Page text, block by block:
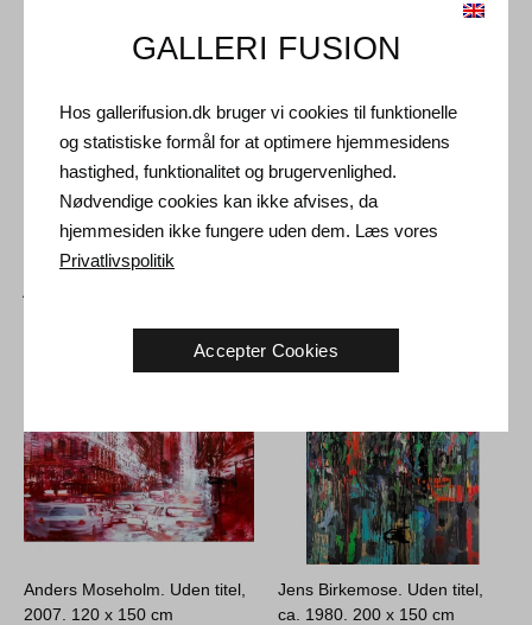
Medie: Olie på lærred
Størrelse: 70 x 60 cm
Ramme: Guld ramme
Andre Kunstværker
Anders Moseholm. Uden titel,
2007. 120 x 150 cm
Jens Birkemose. Uden titel,
ca. 1980. 200 x 150 cm
GALLERI FUSION
Hos gallerifusion.dk bruger vi cookies til funktionelle
og statistiske formål for at optimere hjemmesidens
hastighed, funktionalitet og brugervenlighed.
Nødvendige cookies kan ikke afvises, da
hjemmesiden ikke fungere uden dem. Læs vores
Privatlivspolitik
Accepter Cookies